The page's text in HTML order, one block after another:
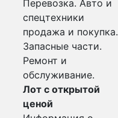
Перевозка. Авто и
спецтехники
продажа и покупка.
Запасные части.
Ремонт и
обслуживание.
Лот с открытой
ценой